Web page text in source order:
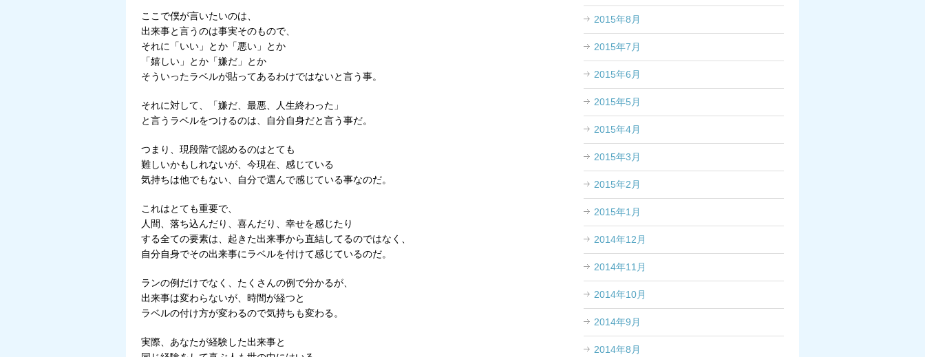
ここで僕が言いたいのは、
出来事と言うのは事実そのもので、
それに「いい」とか「悪い」とか
「嬉しい」とか「嫌だ」とか
そういったラベルが貼ってあるわけではないと言う事。
それに対して、「嫌だ、最悪、人生終わった」
と言うラベルをつけるのは、自分自身だと言う事だ。
つまり、現段階で認めるのはとても
難しいかもしれないが、今現在、感じている
気持ちは他でもない、自分で選んで感じている事なのだ。
これはとても重要で、
人間、落ち込んだり、喜んだり、幸せを感じたり
する全ての要素は、起きた出来事から直結してるのではなく、
自分自身でその出来事にラベルを付けて感じているのだ。
ランの例だけでなく、たくさんの例で分かるが、
出来事は変わらないが、時間が経つと
ラベルの付け方が変わるので気持ちも変わる。
実際、あなたが経験した出来事と
2015年8月
2015年7月
2015年6月
2015年5月
2015年4月
2015年3月
2015年2月
2015年1月
2014年12月
2014年11月
2014年10月
2014年9月
2014年8月